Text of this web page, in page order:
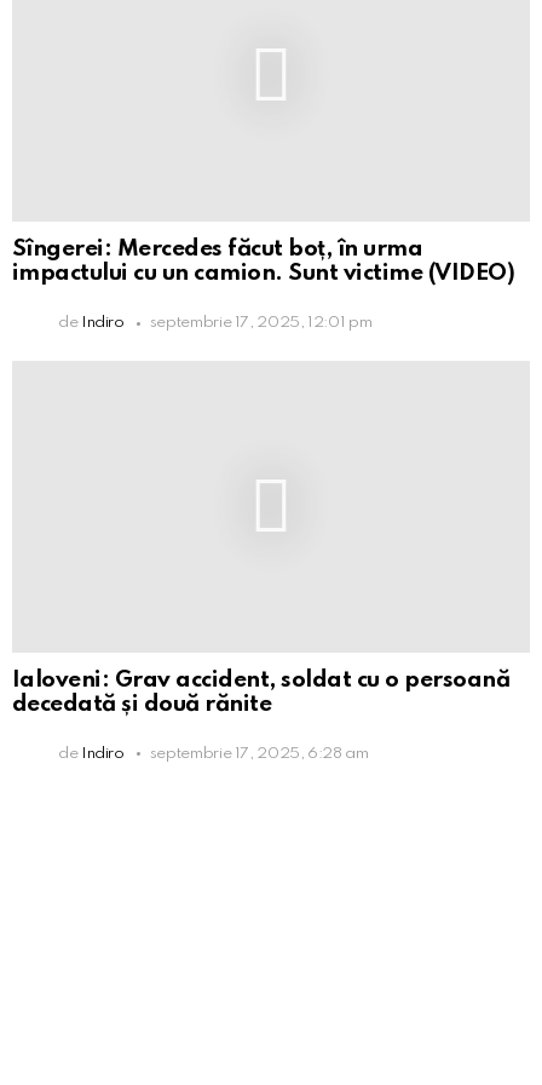
Sîngerei: Mercedes făcut boț, în urma
impactului cu un camion. Sunt victime (VIDEO)
de Indiro septembrie 17, 2025, 12:01 pm
Ialoveni: Grav accident, soldat cu o persoană
decedată și două rănite
de Indiro septembrie 17, 2025, 6:28 am